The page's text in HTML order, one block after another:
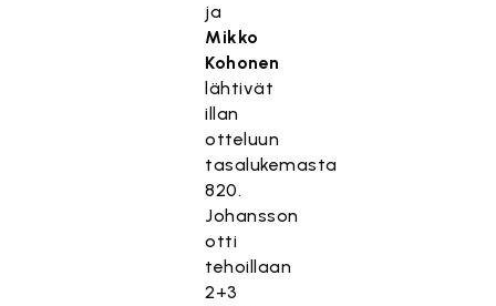
ja
Mikko
Kohonen
lähtivät
illan
otteluun
tasalukemasta
820.
Johansson
otti
tehoillaan
2+3
T
ä
m
ä
s
i
s
ä
l
t
ö